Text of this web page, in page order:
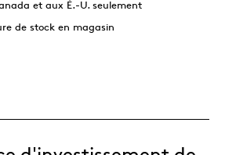
et aux É.-U. seulement
de stock en magasin